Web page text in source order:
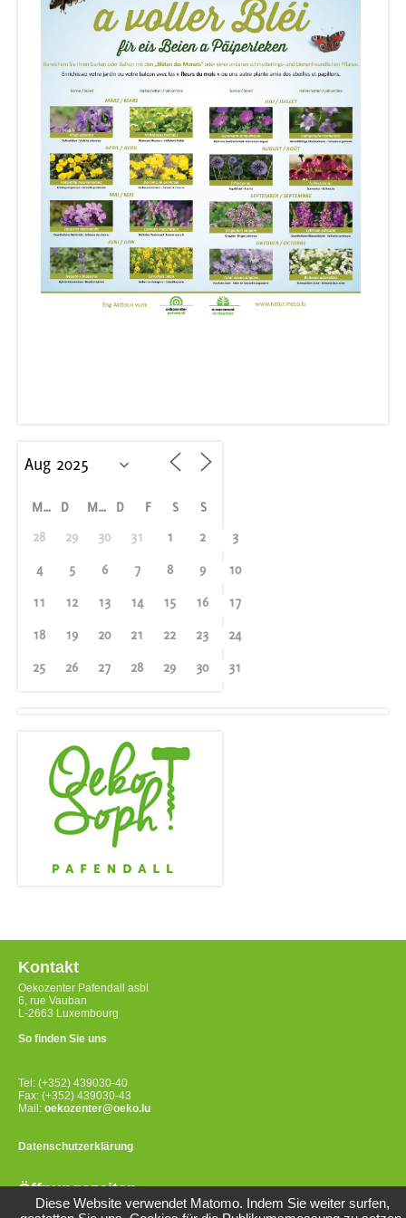
M D M D F S
S
28
29 30 31 1 2 3
4 5 6 7 8 9 10
11 12 13 14 15 16 17
18 19 20 21 22 23 24
25 26 27 28 29 30 31
Kontakt
Oekozenter Pafendall asbl
6, rue Vauban
L-2663 Luxembourg
So finden Sie uns
Tel: (+352) 439030-40
Fax: (+352) 439030-43
Mail: oekozenter@oeko.lu
Datenschutzerklärung
Öffnungszeiten
Montag bis Freitag
Diese Website verwendet Matomo. Indem Sie weiter surfen,